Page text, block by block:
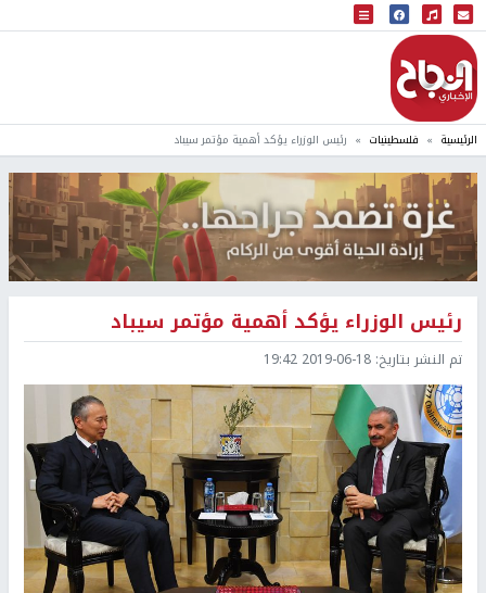
البث المباشر
إذاعة النجاح
الرئيسية فلسطينيات رئيس الوزراء يؤكد أهمية مؤتمر سيباد
رئيس الوزراء يؤكد أهمية مؤتمر سيباد
تم النشر بتاريخ: 2019-06-18 19:42